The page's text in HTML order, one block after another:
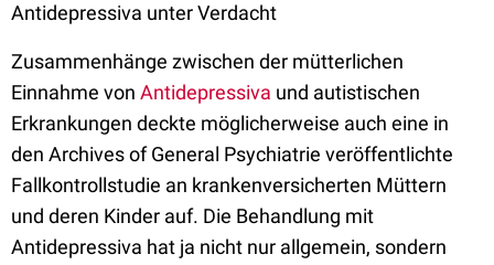
Antidepressiva unter Verdacht
Zusammenhänge zwischen der mütterlichen
Einnahme von Antidepressiva und autistischen
Erkrankungen deckte möglicherweise auch eine in
den Archives of General Psychiatrie veröffentlichte
Fallkontrollstudie an krankenversicherten Müttern
und deren Kinder auf. Die Behandlung mit
Antidepressiva hat ja nicht nur allgemein, sondern